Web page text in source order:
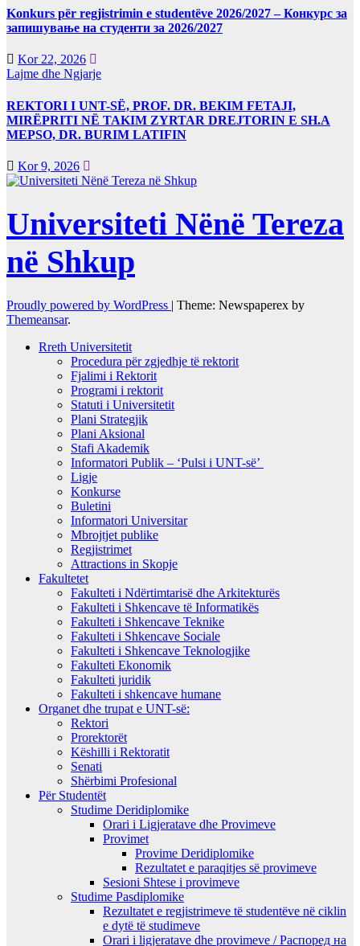
Konkurs për regjistrimin e studentëve 2026/2027 – Конкурс за
запишување на студенти за 2026/2027
Kor 22, 2026
Lajme dhe Ngjarje
REKTORI I UNT-SË, PROF. DR. BEKIM FETAJI,
MIRËPRITI NË TAKIM ZYRTAR DREJTORIN E SH.A
MEPSO, DR. BURIM LATIFIN
Kor 9, 2026
Universiteti Nënë Tereza
në Shkup
Proudly powered by WordPress | Theme: Newspaperex by
Themeansar.
Rreth Universitetit
Procedura për zgjedhje të rektorit
Fjalimi i Rektorit
Programi i rektorit
Statuti i Universitetit
Plani Strategjik
Plani Aksional
Stafi Akademik
Informatori Publik – ‘Pulsi i UNT-së’
Ligje
Konkurse
Buletini
Informatori Universitar
Mbrojtjet publike
Regjistrimet
Attractions in Skopje
Fakultetet
Fakulteti i Ndërtimtarisë dhe Arkitekturës
Fakulteti i Shkencave të Informatikës
Fakulteti i Shkencave Teknike
Fakulteti i Shkencave Sociale
Fakulteti i Shkencave Teknologjike
Fakulteti Ekonomik
Fakulteti juridik
Fakulteti i shkencave humane
Organet dhe trupat e UNT-së:
Rektori
Prorektorët
Këshilli i Rektoratit
Senati
Shërbimi Profesional
Për Studentët
Studime Deridiplomike
Orari i Ligjeratave dhe Provimeve
Provimet
Provime Deridiplomike
Rezultatet e paraqitjes së provimeve
Sesioni Shtese i provimeve
Studime Pasdiplomike
Rezultatet e regjistrimeve të studentëve në ciklin
e dytë të studimeve
Orari i ligjeratave dhe provimeve / Распоред на